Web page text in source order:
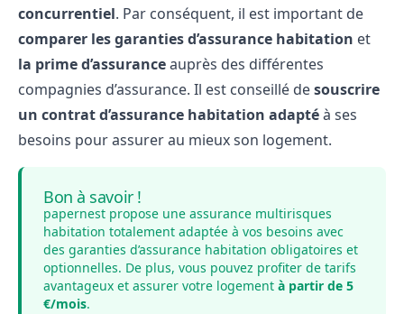
concurrentiel. Par conséquent, il est important de
comparer les garanties d’assurance habitation et
la prime d’assuranceauprès des différentes
compagnies d’assurance. Il est conseillé desouscrire
un contrat d’assurance habitation adaptéà ses
besoins pour assurer au mieux son logement.
Bon à savoir !
papernest propose une assurance multirisques
habitation totalement adaptée à vos besoins avec
des garanties d’assurance habitation obligatoires et
optionnelles. De plus, vous pouvez profiter de tarifs
avantageux et assurer votre logement à partir de 5
€/mois.